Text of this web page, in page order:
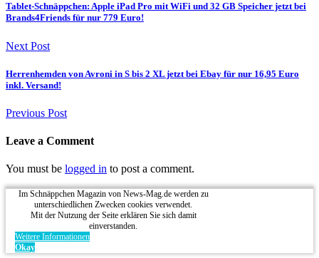
Tablet-Schnäppchen: Apple iPad Pro mit WiFi und 32 GB Speicher jetzt bei
Brands4Friends für nur 779 Euro!
Next Post
Herrenhemden von Avroni in S bis 2 XL jetzt bei Ebay für nur 16,95 Euro
inkl. Versand!
Previous Post
Leave a Comment
You must be logged in to post a comment.
Im Schnäppchen Magazin von News-Mag.de werden zu
unterschiedlichen Zwecken cookies verwendet.
Mit der Nutzung der Seite erklären Sie sich damit
einverstanden.
Weitere Informationen
Okay